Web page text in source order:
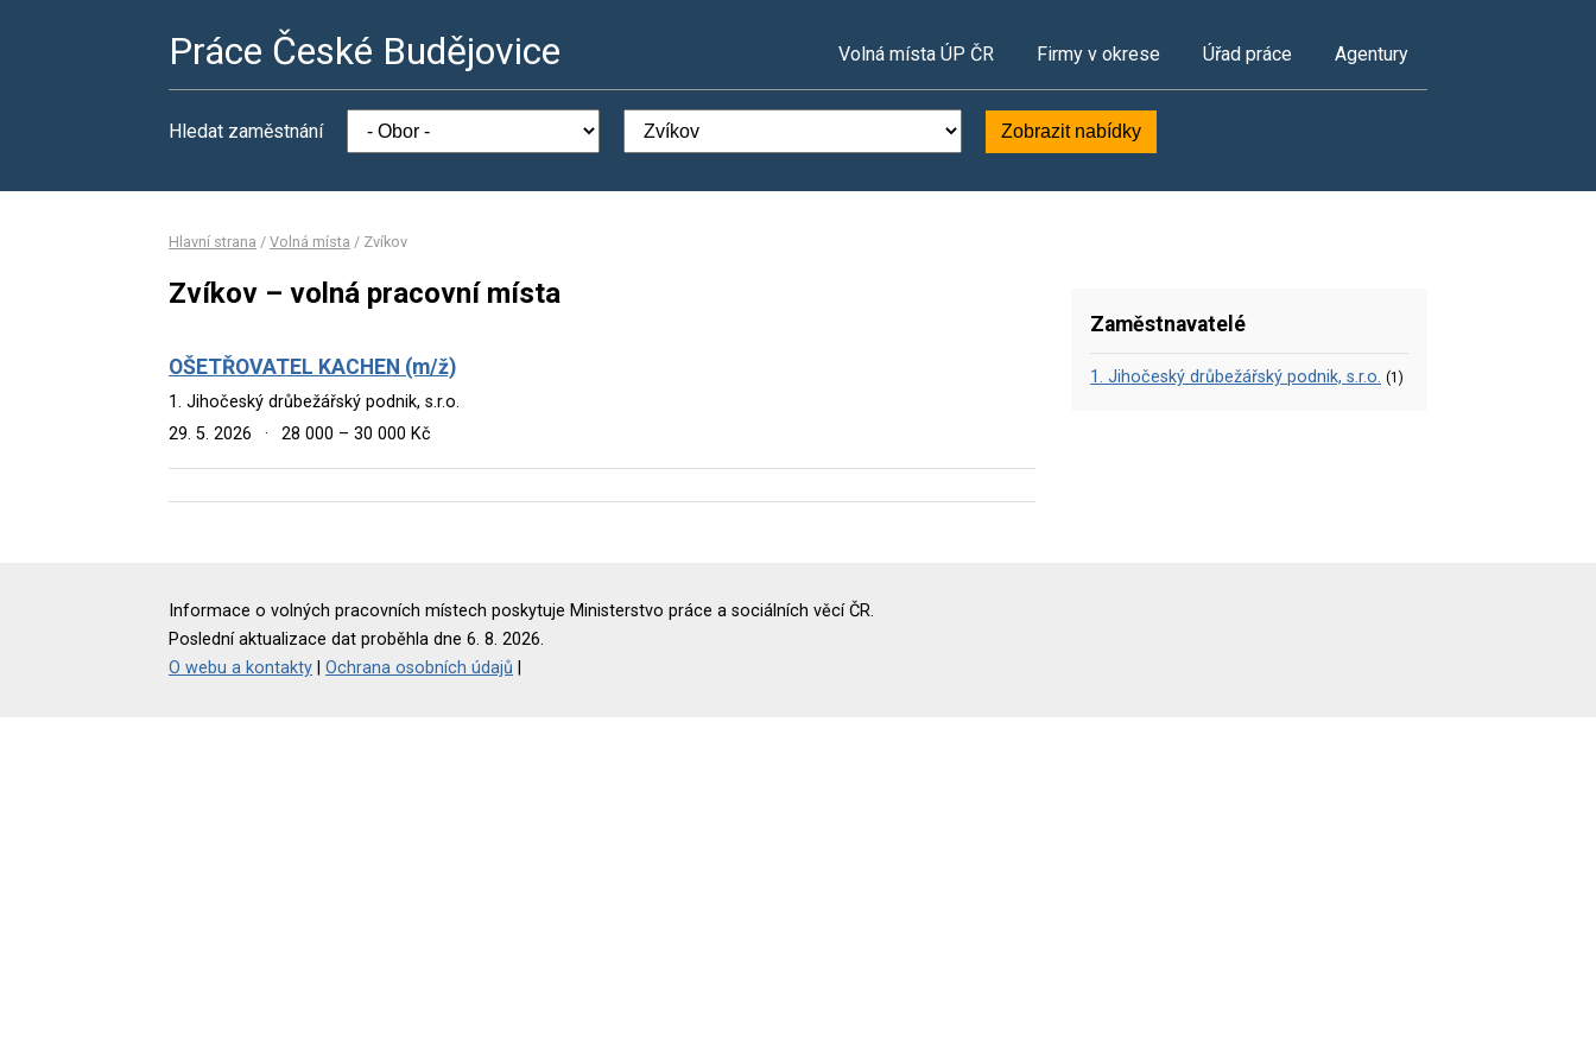
Práce České Budějovice Volná místa ÚP ČR Firmy v okrese Úřad práce Agentury
Hledat zaměstnání Zobrazit nabídky
Hlavní strana / Volná místa / Zvíkov
Zvíkov – volná pracovní místa
OŠETŘOVATEL KACHEN (m/ž)
1. Jihočeský drůbežářský podnik, s.r.o.
29. 5. 2026
· 28 000 – 30 000 Kč
Zaměstnavatelé
1. Jihočeský drůbežářský podnik, s.r.o. (1)
Informace o volných pracovních místech poskytuje Ministerstvo práce a sociálních věcí ČR.
Poslední aktualizace dat proběhla dne 6. 8. 2026.
O webu a kontakty
Ochrana osobních údajů